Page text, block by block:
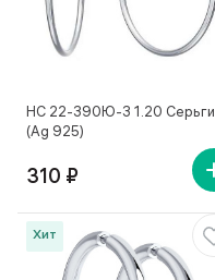
НС 22-390Ю-3 1.20 Серьги
(Ag 925)
310 ₽
Хит